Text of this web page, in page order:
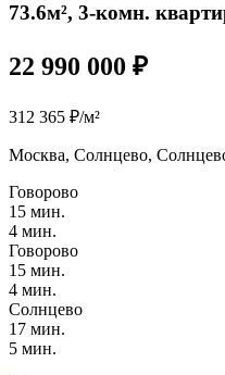
73.6м², 3-комн.
22 990 000 ₽
312 365 ₽/м²
Москва, Солнцево,
Говорово
15 мин.
4 мин.
Говорово
15 мин.
4 мин.
Солнцево
17 мин.
5 мин.